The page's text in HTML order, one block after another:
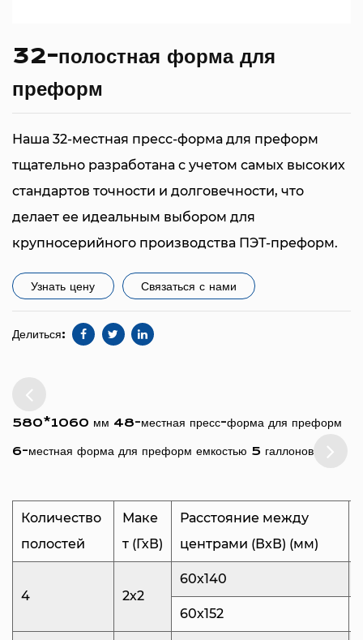
32-полостная форма для
преформ
Наша 32-местная пресс-форма для преформ
тщательно разработана с учетом самых высоких
стандартов точности и долговечности, что
делает ее идеальным выбором для
крупносерийного производства ПЭТ-преформ.
4x8, обеспечивает эффективное использование
пространства, в то же время обеспечивая
указанный размер формы: 580 мм в ширину и
Ключом к эффективности наших форм для
преформ является качество материалов и
мастерство изготовления. Полость для впрыска
высококачественной специальной литейной
стали, поставляемой из Швеции, и подвергнуты
тщательной предварительной термической
обработке. Это обеспечивает исключительную
твердость и износостойкость, что имеет
решающее значение для выдерживания
Узнать цену Связаться с нами
Делиться:
580*1060 мм 48-местная пресс-форма для преформ
6-местная форма для преформ емкостью 5 галлонов
Количество
полостей
Маке
т (ГхВ)
Расстояние между
центрами (ВxВ) (мм)
4 2х2
60х140
60х152